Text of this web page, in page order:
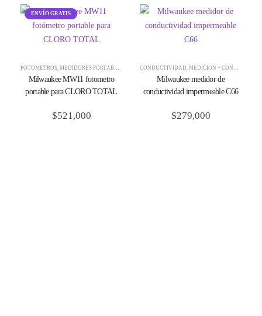
ENVÍO GRATIS
FOTÓMETROS MEDIDORES PORTÁBLES MILWAUKEE
Milwaukee MW11 fotometro
portable para CLORO TOTAL
$521,000
CONDUCTIVIDAD MEDICIÓN + CONTROL
Milwaukee medidor de
conductividad impermeable C66
$279,000